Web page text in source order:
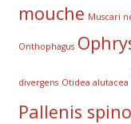
mouche Muscari
Onthophagus
divergens Otidea alutacea
Pallenis